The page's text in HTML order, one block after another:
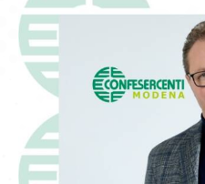
SERVIZI
GIOVEDÌ
COMUNICATI E